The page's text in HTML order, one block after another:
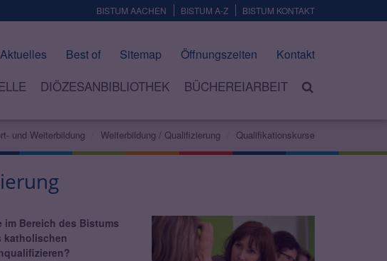
BISTUM AACHEN BISTUM A-Z BISTUM KONTAKT
Aktuelles Best of Sitemap Öffnungszeiten Kontakt
DIÖZESANBIBLIOTHEK BÜCHEREIARBEIT
und Weiterbildung Weiterbildung / Qualifizierung Qualifikationskurse
im Bereich des Bistums
katholischen